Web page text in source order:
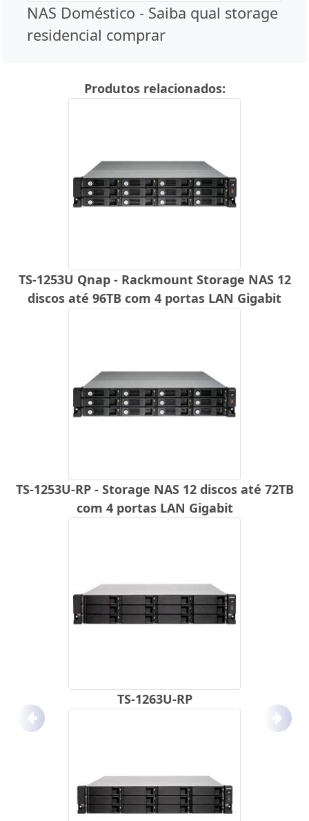
NAS Doméstico - Saiba qual storage
residencial comprar
Produtos relacionados:
TS-1253U Qnap - Rackmount Storage NAS 12
discos até 96TB com 4 portas LAN Gigabit
TS-1253U-RP - Storage NAS 12 discos até 72TB
com 4 portas LAN Gigabit
TS-1263U-RP
Anterior